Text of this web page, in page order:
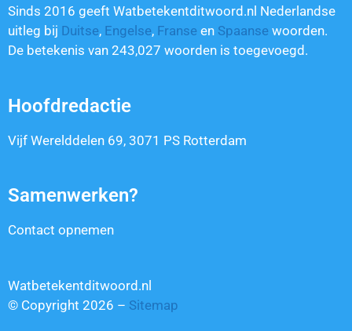
Sinds 2016 geeft Watbetekentditwoord.nl Nederlandse
uitleg bij Duitse, Engelse, Franse en Spaanse woorden.
De betekenis van 243,027 woorden is toegevoegd.
Hoofdredactie
Vijf Werelddelen 69, 3071 PS Rotterdam
Samenwerken?
Contact opnemen
Watbetekentditwoord.nl
© Copyright 2026 – Sitemap